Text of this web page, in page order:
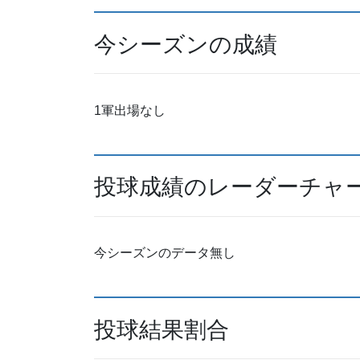
今シーズンの成績
1軍出場なし
投球成績のレーダーチャ
今シーズンのデータ無し
投球結果割合